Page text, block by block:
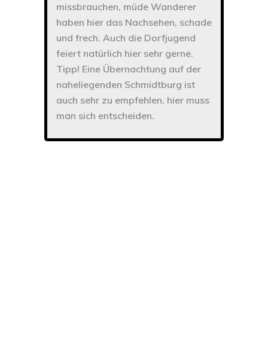
missbrauchen, müde Wanderer
haben hier das Nachsehen, schade
und frech. Auch die Dorfjugend
feiert natürlich hier sehr gerne.
Tipp! Eine Übernachtung auf der
naheliegenden Schmidtburg ist
auch sehr zu empfehlen, hier muss
man sich entscheiden.